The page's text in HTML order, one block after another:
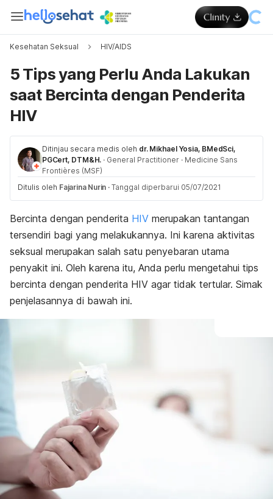
Kesehatan Seksual HIV/AIDS
5 Tips yang Perlu Anda Lakukan
saat Bercinta dengan Penderita
HIV
Ditinjau secara medis oleh dr. Mikhael Yosia, BMedSci,
PGCert, DTM&H. · General Practitioner · Medicine Sans
Frontières (MSF)
Ditulis oleh Fajarina Nurin · Tanggal diperbarui 05/07/2021
Bercinta dengan penderita HIV merupakan tantangan
tersendiri bagi yang melakukannya. Ini karena aktivitas
seksual merupakan salah satu penyebaran utama
penyakit ini. Oleh karena itu, Anda perlu mengetahui tips
bercinta dengan penderita HIV agar tidak tertular. Simak
penjelasannya di bawah ini.